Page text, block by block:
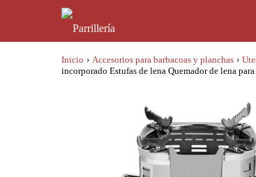
Inicio › Accesorios para barbacoas y planchas ›
incorporado Estufas de lena Quemador de lena